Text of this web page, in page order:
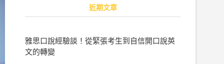
近期文章
雅思口說經驗談！從緊張考生到自信開口說英
文的轉變